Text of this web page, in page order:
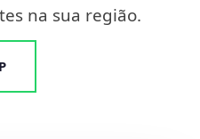
na sua região.